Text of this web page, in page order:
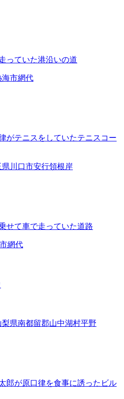
っていた港沿いの道
海市網代
がテニスをしていたテニスコー
川口市安行領根岸
せて車で走っていた道路
網代
県南都留郡山中湖村平野
郎が原口律を食事に誘ったビル